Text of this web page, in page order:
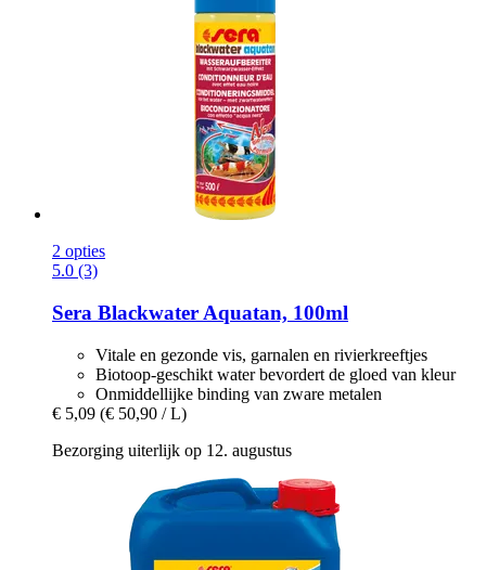
2 opties
5.0 (3)
Sera Blackwater Aquatan, 100ml
Vitale en gezonde vis, garnalen en rivierkreeftjes
Biotoop-geschikt water bevordert de gloed van kleur
Onmiddellijke binding van zware metalen
€ 5,09 (€ 50,90 / L)
Bezorging uiterlijk op 12. augustus